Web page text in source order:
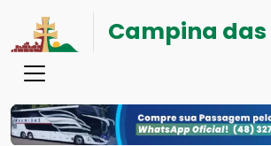
Campina das